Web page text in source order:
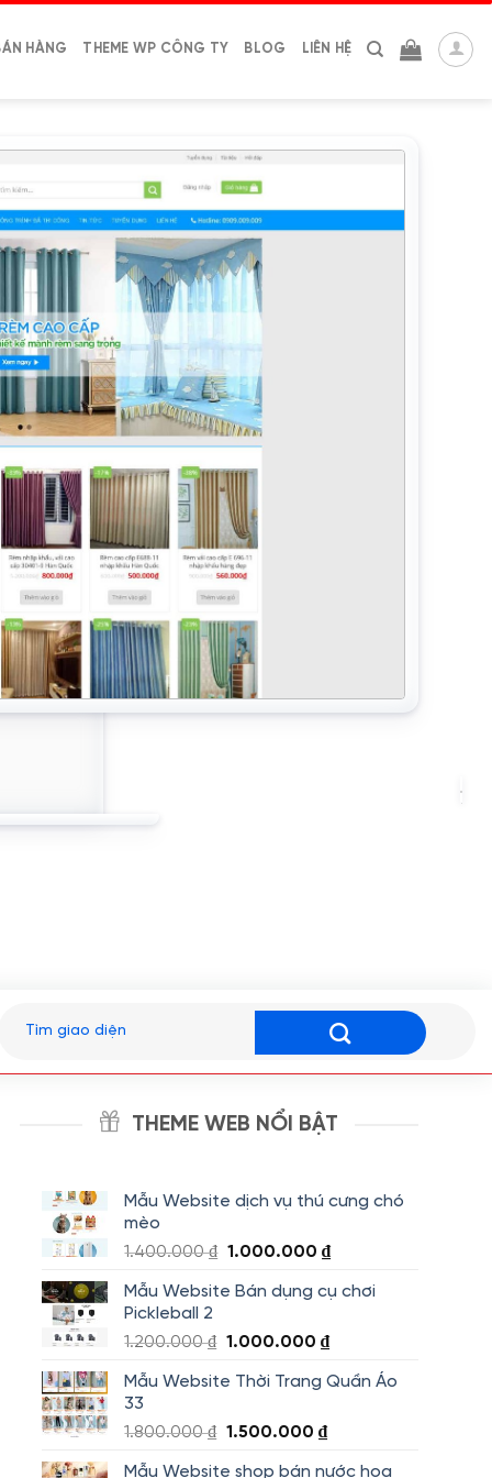
HÀNG THEME WP CÔNG TY BLOG LIÊN HỆ
kiếm:
THEME WEB NỔI BẬT
Mẫu Website dịch vụ thú cưng chó
mèo
1.400.000₫ Giá
là:
1.000.000₫Giá
tại
1.000.000 ₫.
Mẫu Website Bán dụng cụ chơi
Pickleball 2
1.200.000₫ Giá
là:
1.000.000₫Giá
tại
Mẫu Website Thời Trang Quần Áo
33
1.800.000₫ Giá
1.500.000₫Giá
Mẫu Website shop bán nước hoa